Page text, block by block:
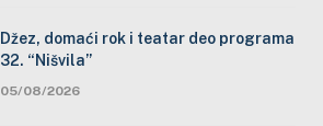
Džez, domaći rok i teatar deo programa
32. “Nišvila”
05/08/2026